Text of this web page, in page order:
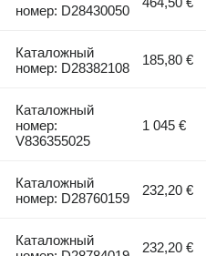
номер: D28430050
Каталожный
номер: D28382108
185,80 €
Каталожный
номер:
V836355025
1 045 €
Каталожный
номер: D28760159
232,20 €
Каталожный
232,20 €